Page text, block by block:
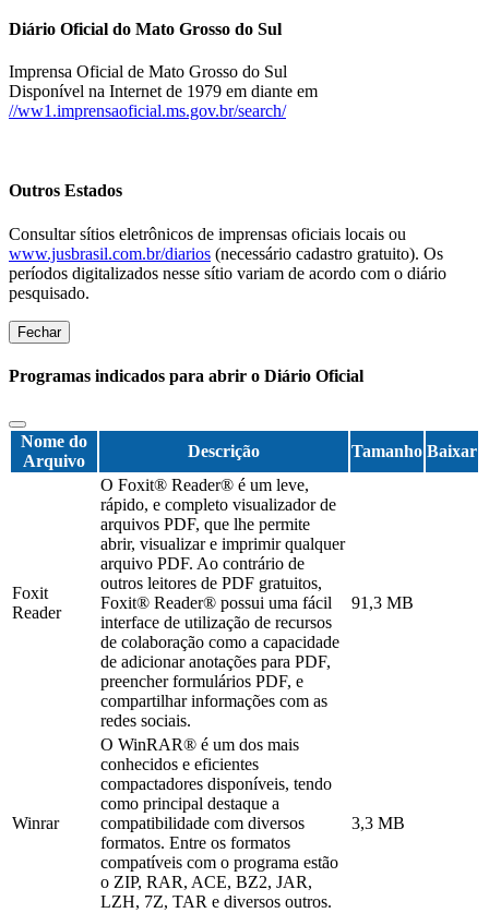
Diário Oficial do Mato Grosso do Sul
Imprensa Oficial de Mato Grosso do Sul
Disponível na Internet de 1979 em diante em
//ww1.imprensaoficial.ms.gov.br/search/
Outros Estados
Consultar sítios eletrônicos de imprensas oficiais locais ou
www.jusbrasil.com.br/diarios (necessário cadastro gratuito). Os
períodos digitalizados nesse sítio variam de acordo com o diário
pesquisado.
Fechar
Programas indicados para abrir o Diário Oficial
Nome do
Arquivo
Descrição Tamanho Baixar
Foxit
Reader
O Foxit® Reader® é um leve,
rápido, e completo visualizador de
arquivos PDF, que lhe permite
abrir, visualizar e imprimir qualquer
arquivo PDF. Ao contrário de
outros leitores de PDF gratuitos,
Foxit® Reader® possui uma fácil
interface de utilização de recursos
de colaboração como a capacidade
de adicionar anotações para PDF,
preencher formulários PDF, e
compartilhar informações com as
redes sociais.
91,3 MB
Winrar
O WinRAR® é um dos mais
conhecidos e eficientes
compactadores disponíveis, tendo
como principal destaque a
compatibilidade com diversos
formatos. Entre os formatos
compatíveis com o programa estão
o ZIP, RAR, ACE, BZ2, JAR,
LZH, 7Z, TAR e diversos outros.
3,3 MB